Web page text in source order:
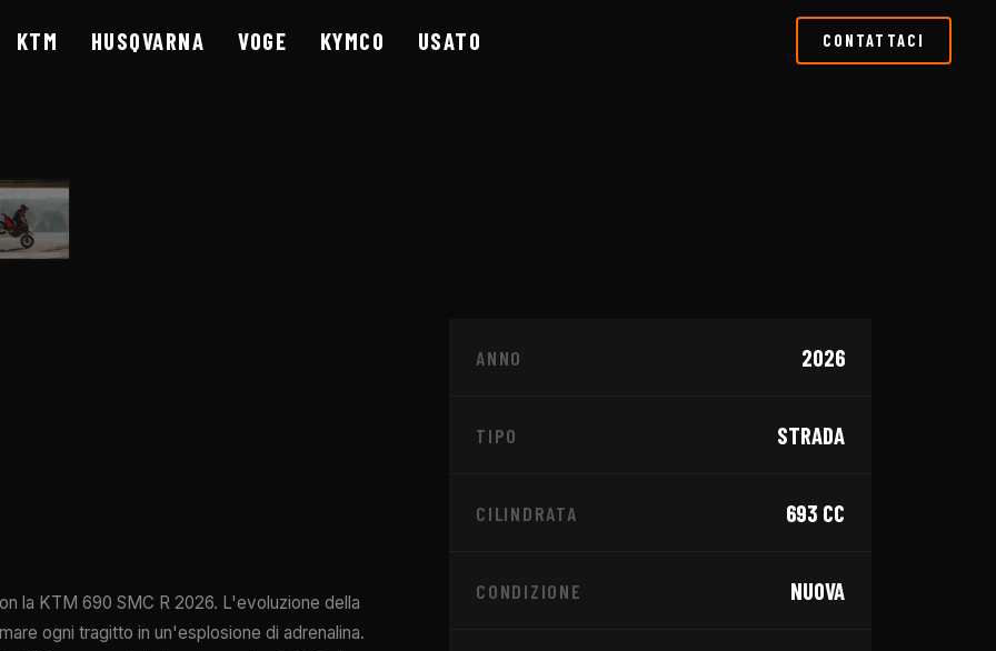
KTM HUSQVARNA VOGE KYMCO USATO CONTATTACI
- CONCESSIONARIO
la KTM 690 SMC R 2026. L'evoluzione della
ogni tragitto in un'esplosione di adrenalina.
ANNO 2026
TIPO STRADA
CILINDRATA 693 CC
CONDIZIONE NUOVA